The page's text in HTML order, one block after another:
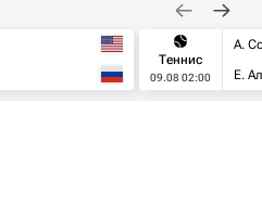
Теннис
09.08 02:00
А.
Е.